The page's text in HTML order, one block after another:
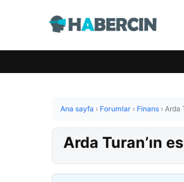
Ana sayfa › Forumlar › Finans › Arda
Arda Turan’ın